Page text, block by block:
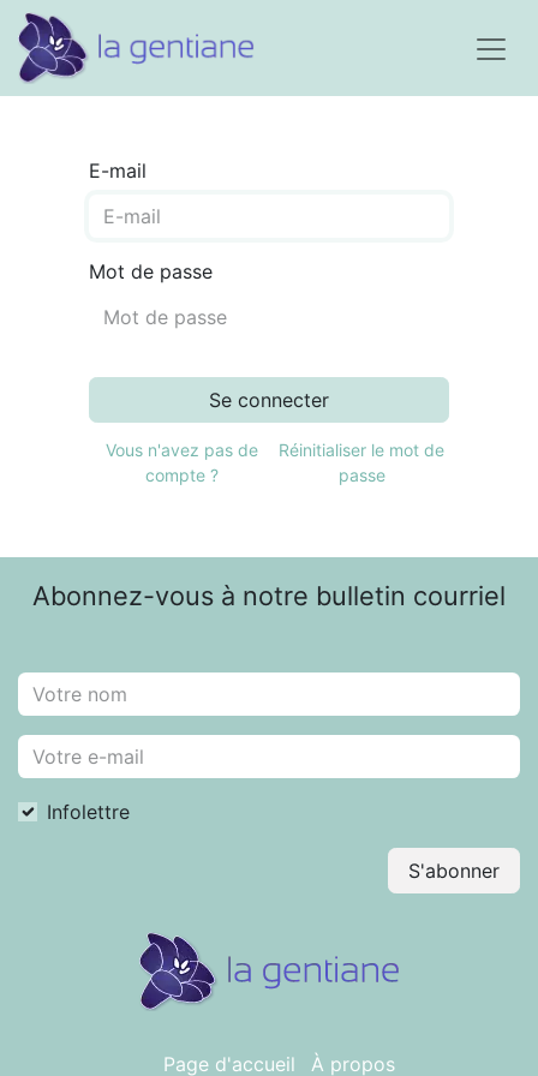
E-mail
Mot de passe
Se connecter
Vous n'avez pas de
compte ?
Réinitialiser le mot de
passe
Abonnez-vous à notre bulletin courriel
Infolettre
S'abonner
Page d'accueil À propos